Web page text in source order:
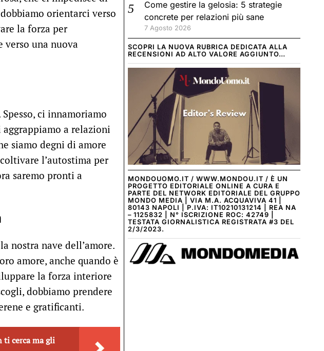
orientarci verso
la forza per
una nuova
ci innamoriamo
a relazioni
siamo degni di amore
l’autostima per
saremo pronti a
nostra nave dell’amore.
amore, anche quando è
la forza interiore
dobbiamo prendere
e gratificanti.
ti cerca ma gli
Come gestire la gelosia: 5 strategie
concrete per relazioni più sane
7 Agosto 2026
SCOPRI LA NUOVA RUBRICA DEDICATA ALLA
RECENSIONI AD ALTO VALORE AGGIUNTO…
MONDOUOMO.IT / WWW.MONDOU.IT / È UN
PROGETTO EDITORIALE ONLINE A CURA E
PARTE DEL NETWORK EDITORIALE DEL GRUPPO
MONDO MEDIA | VIA M.A. ACQUAVIVA 41 |
80143 NAPOLI | P.IVA: IT10210131214 | REA NA
– 1125832 | N° ISCRIZIONE ROC: 42749 |
TESTATA GIORNALISTICA REGISTRATA #3 DEL
2/3/2023.